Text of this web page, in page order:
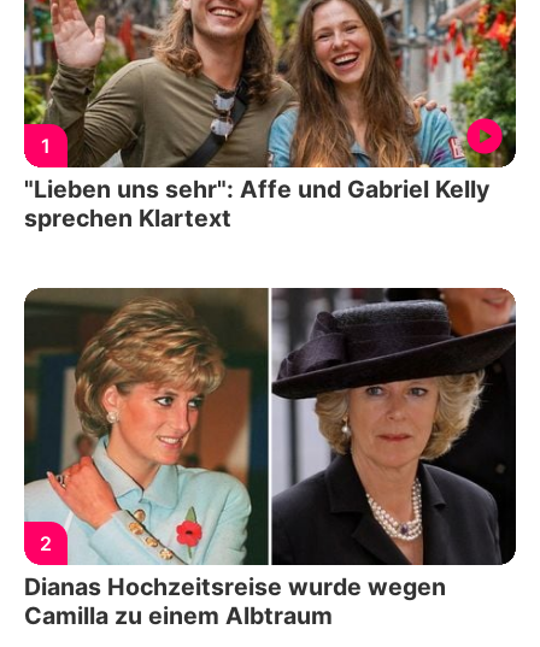
1
"Lieben uns sehr": Affe und Gabriel Kelly
sprechen Klartext
2
Dianas Hochzeitsreise wurde wegen
Camilla zu einem Albtraum